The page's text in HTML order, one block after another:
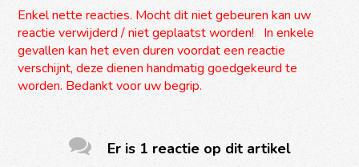
Enkel nette reacties. Mocht dit niet gebeuren kan uw
reactie verwijderd / niet geplaatst worden! In enkele
gevallen kan het even duren voordat een reactie
verschijnt, deze dienen handmatig goedgekeurd te
worden. Bedankt voor uw begrip.
Er is 1 reactie op dit artikel